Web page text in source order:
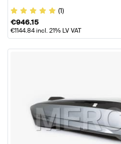
(1)
€946.15
€1144.84incl. 21% LV VAT